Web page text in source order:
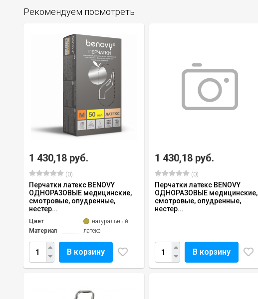
Рекомендуем посмотреть
1 430,18 руб.
(0)
Перчатки латекс BENOVY
ОДНОРАЗОВЫЕ медицинские,
смотровые, опудренные,
нестер...
Цвет
натуральный
Материал
латекс
В корзину
1 430,18 руб.
(0)
Перчатки латекс BENOVY
ОДНОРАЗОВЫЕ медицинские,
смотровые, опудренные,
нестер...
В корзину